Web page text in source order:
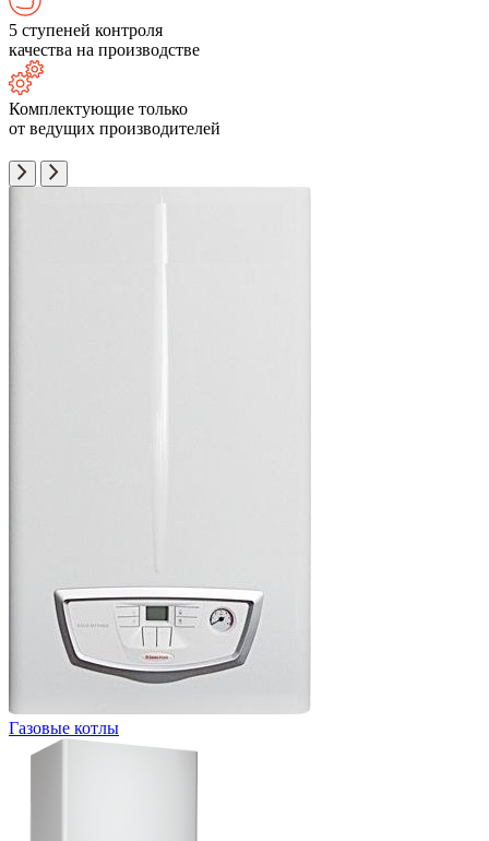
5 ступеней контроля
качества на производстве
Комплектующие только
от ведущих производителей
Газовые котлы